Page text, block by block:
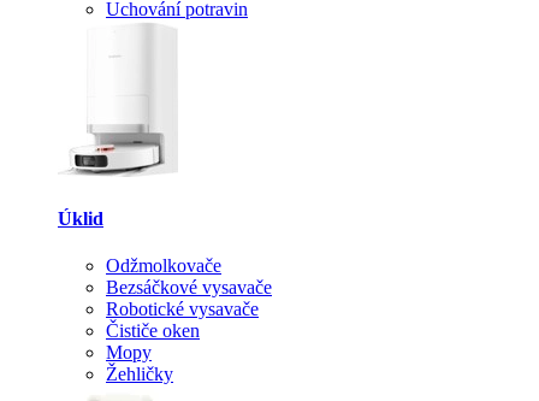
Uchování potravin
Úklid
Odžmolkovače
Bezsáčkové vysavače
Robotické vysavače
Čističe oken
Mopy
Žehličky